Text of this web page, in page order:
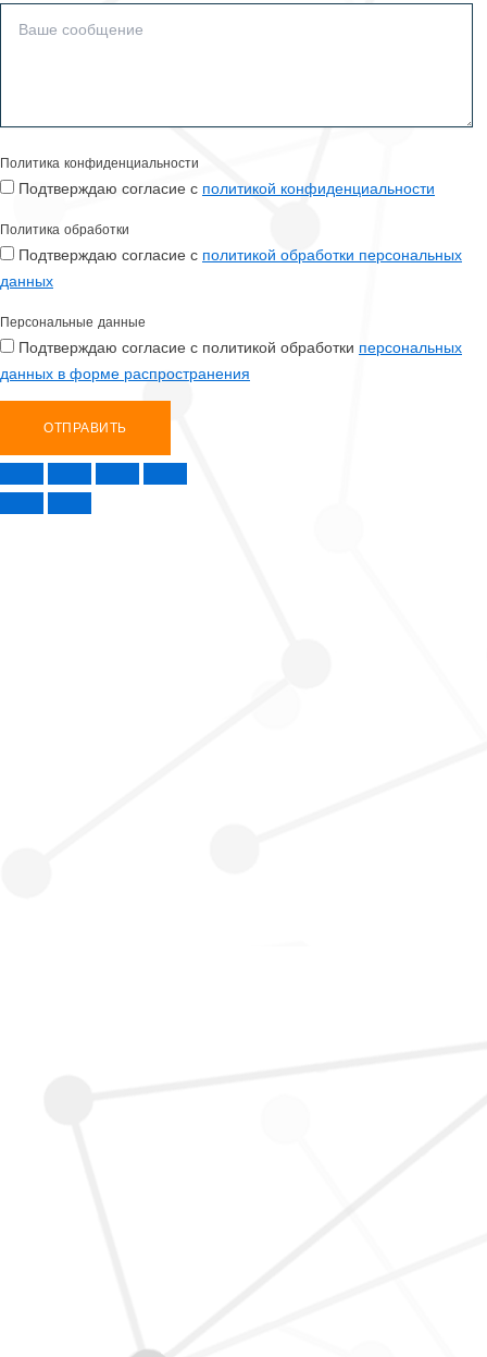
Политика конфиденциальности
Подтверждаю согласие с политикой конфиденциальности
Политика обработки
Подтверждаю согласие с политикой обработки персональных
данных
Персональные данные
Подтверждаю согласие с политикой обработки персональных
данных в форме распространения
ОТПРАВИТЬ